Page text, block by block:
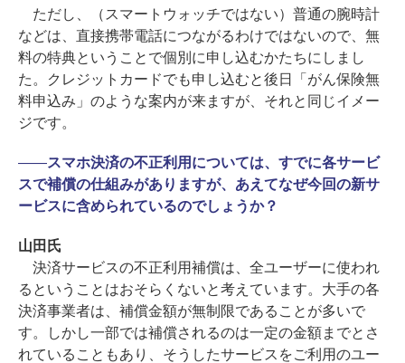
ただし、（スマートウォッチではない）普通の腕時計
などは、直接携帯電話につながるわけではないので、無
料の特典ということで個別に申し込むかたちにしまし
た。クレジットカードでも申し込むと後日「がん保険無
料申込み」のような案内が来ますが、それと同じイメー
ジです。
――スマホ決済の不正利用については、すでに各サービ
スで補償の仕組みがありますが、あえてなぜ今回の新サ
ービスに含められているのでしょうか？
山田氏
決済サービスの不正利用補償は、全ユーザーに使われ
るということはおそらくないと考えています。大手の各
決済事業者は、補償金額が無制限であることが多いで
す。しかし一部では補償されるのは一定の金額までとさ
れていることもあり、そうしたサービスをご利用のユー